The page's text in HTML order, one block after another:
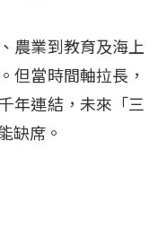
農業到教育及海上
但當時間軸拉長，
年連結，未來「三
缺席。